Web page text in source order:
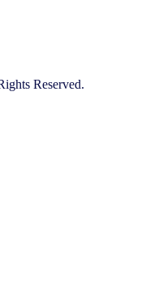
Reserved.